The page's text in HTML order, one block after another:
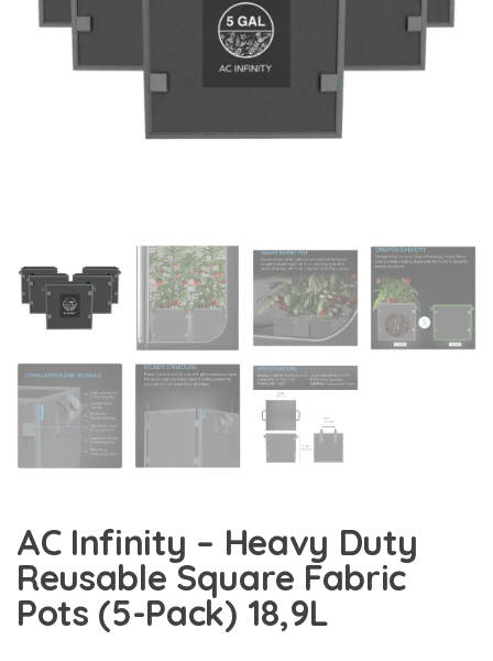
AC Infinity – Heavy Duty
Reusable Square Fabric
Pots (5-Pack) 18,9L